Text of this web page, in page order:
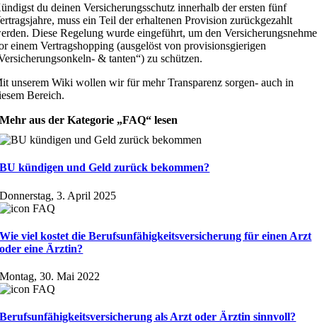
du deinen Versicherungsschutz innerhalb der ersten fünf
muss ein Teil der erhaltenen Provision zurückgezahlt
Diese Regelung wurde eingeführt, um den
einem Vertragshopping (ausgelöst von provisionsgierigen
& tanten“) zu schützen.
unserem Wiki wollen wir für mehr Transparenz sorgen- auch in
Bereich.
Mehr aus der Kategorie „FAQ“ lesen
BU kündigen und Geld zurück bekommen?
Donnerstag, 3. April 2025
Wie viel kostet die Berufs­unfähig­keits­ver­sicherung für einen Arzt
oder eine Ärztin?
Montag, 30. Mai 2022
Berufsunfähigkeitsversicherung als Arzt oder Ärztin sinnvoll?